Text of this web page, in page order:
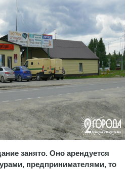
занято. Оно арендуется
предпринимателями, то